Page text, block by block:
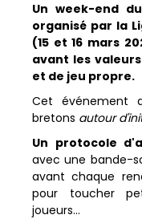
Un week-end
organisé par la
(15 et 16 mars
avant les
et de jeu propre.
Cet événement
bretons autour
Un protocole
avec une bande-
avant chaque
pour toucher
joueurs…